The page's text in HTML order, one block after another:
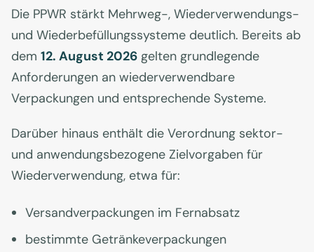
Die PPWR stärkt Mehrweg-, Wiederverwendungs-
und Wiederbefüllungssysteme deutlich. Bereits ab
dem 12. August 2026 gelten grundlegende
Anforderungen an wiederverwendbare
Verpackungen und entsprechende Systeme.
Darüber hinaus enthält die Verordnung sektor-
und anwendungsbezogene Zielvorgaben für
Wiederverwendung, etwa für:
Versandverpackungen im Fernabsatz
bestimmte Getränkeverpackungen